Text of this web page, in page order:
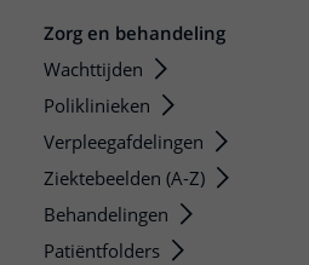
Zorg en behandeling
Wachttijden
Poliklinieken
Verpleegafdelingen
Ziektebeelden (A-Z)
Behandelingen
Patiëntfolders